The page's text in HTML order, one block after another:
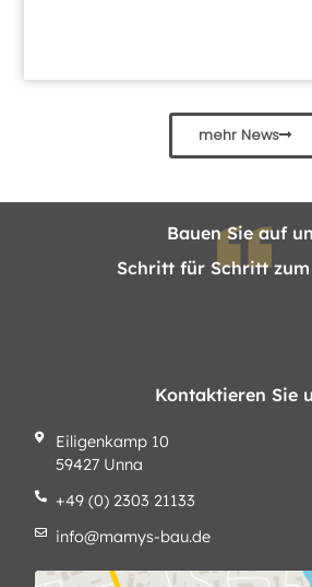
mehr News
Bauen Sie auf
Schritt für Schritt
Kontaktieren Sie
Eiligenkamp 10
59427 Unna
+49 (0) 2303 21133
info@mamys-bau.de